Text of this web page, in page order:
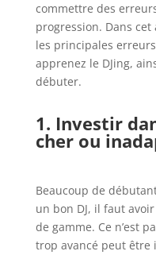
commettre des
progression. Dans
les principales
apprenez le DJing,
débuter.
1. Investir
cher ou
Beaucoup de
un bon DJ, il faut
de gamme. Ce n’est
trop avancé peut